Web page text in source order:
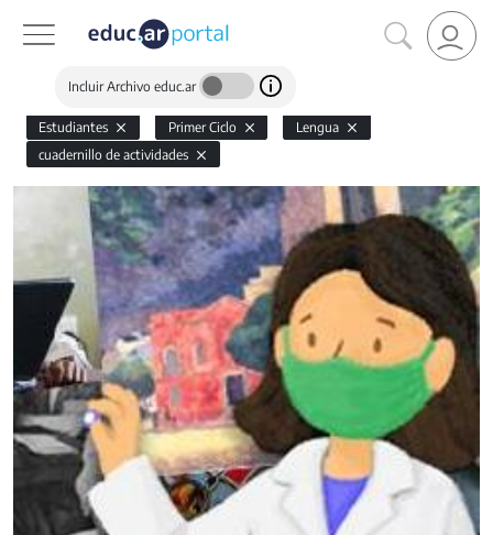
Incluir Archivo educ.ar
Estudiantes Primer Ciclo
Lengua
cuadernillo de actividades